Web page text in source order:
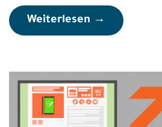
Weiterlesen →